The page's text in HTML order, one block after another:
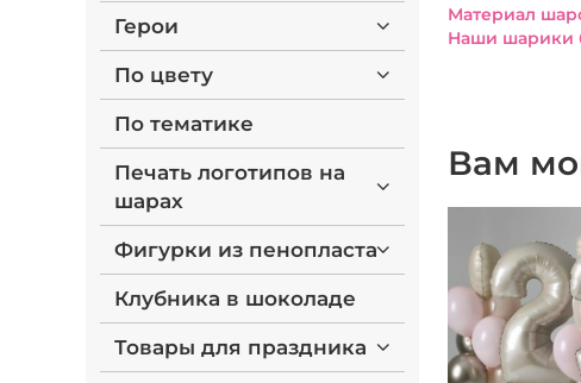
Герои
По цвету
По тематике
Печать логотипов на
шарах
Фигурки из пенопласта
Клубника в шоколаде
Товары для праздника
Материал
Наши шарики
Вам